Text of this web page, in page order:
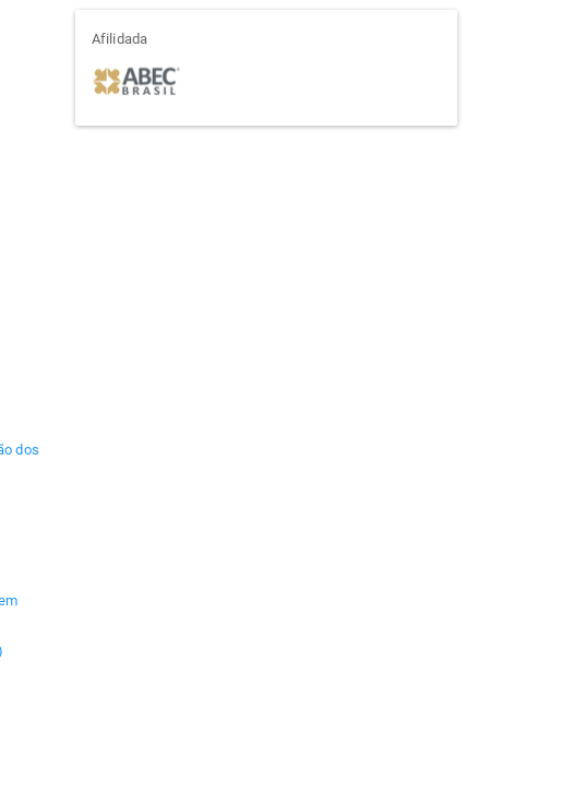
dos
afiliada
Afilidada